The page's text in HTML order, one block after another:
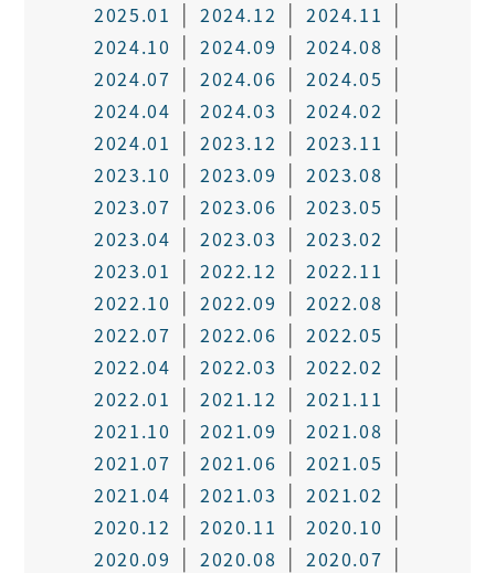
2025.01
2024.12
2024.11
2024.10
2024.09
2024.08
2024.07
2024.06
2024.05
2024.04
2024.03
2024.02
2024.01
2023.12
2023.11
2023.10
2023.09
2023.08
2023.07
2023.06
2023.05
2023.04
2023.03
2023.02
2023.01
2022.12
2022.11
2022.10
2022.09
2022.08
2022.07
2022.06
2022.05
2022.04
2022.03
2022.02
2022.01
2021.12
2021.11
2021.10
2021.09
2021.08
2021.07
2021.06
2021.05
2021.04
2021.03
2021.02
2020.12
2020.11
2020.10
2020.09
2020.08
2020.07